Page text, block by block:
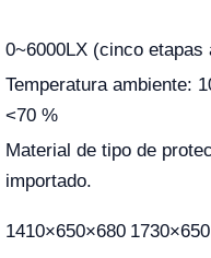
0~6000LX (cinco etapas
Temperatura ambiente:
<70 %
Material de tipo de
importado.
1410×650×680